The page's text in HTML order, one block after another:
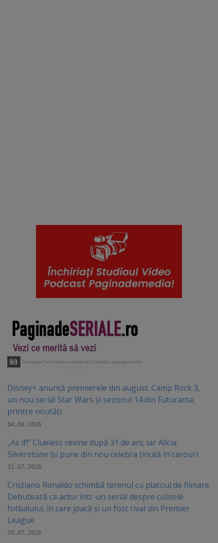
Disney+ anunță premierele din august. Camp Rock 3,
un nou serial Star Wars și sezonul 14 din Futurama,
printre noutăți
04.08.2026
„As if!” Clueless revine după 31 de ani, iar Alicia
Silverstone își pune din nou celebra ținută în carouri
31.07.2026
Cristiano Ronaldo schimbă terenul cu platoul de filmare.
Debutează ca actor într-un serial despre culisele
fotbalului, în care joacă şi un fost rival din Premier
League
29.07.2026